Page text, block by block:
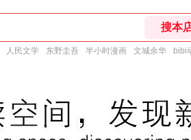
人民文学 东野圭吾 半小时漫画 文城余华 bibi